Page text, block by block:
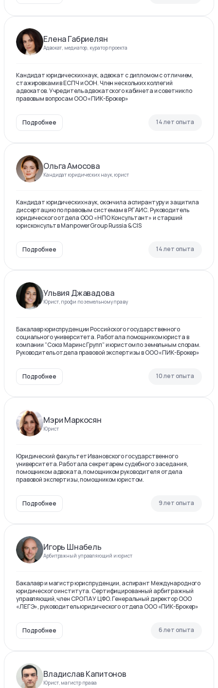
Елена Габриелян
Адвокат, медиатор, куратор проекта
Кандидат юридических наук, адвокат с дипломом с отличием,
стажировками в ЕСПЧ и ООН. Член нескольких коллегий
адвокатов. Учредитель адвокатского кабинета и советник по
правовым вопросам ООО «ПИК-Брокер»
Подробнее 14 лет опыта
Ольга Амосова
Кандидат юридических наук, юрист
Кандидат юридических наук, окончила аспирантуру и защитила
диссертацию по правовым системам в РГАИС. Руководитель
юридического отдела ООО «НПО Консультант» и старший
юрисконсульт в ManpowerGroup Russia & CIS
Подробнее 14 лет опыта
Ульвия Джавадова
Юрист, профи по земельному праву
Бакалавр юриспруденции Российского государственного
социального университета. Работала помощником юриста в
компании “Союз Маринс Групп” и юристом по земельным спорам.
Руководитель отдела правовой экспертизы в ООО «ПИК-Брокер»
Подробнее 10 лет опыта
Мэри Маркосян
Юрист
Юридический факультет Ивановского государственного
университета. Работала секретарем судебного заседания,
помощником адвоката, помощником руководителя отдела
правовой экспертизы, помощником юристом.
Подробнее 9 лет опыта
Игорь Шнабель
Арбитражный управляющий и юрист
Бакалавр и магистр юриспруденции, аспирант Международного
юридического института. Сертифицированный арбитражный
управляющий, член СРО ПАУ ЦФО. Генеральный директор ООО
«ЛЕГЭ», руководитель юридического отдела ООО «ПИК-Брокер»
Подробнее 6 лет опыта
Владислав Капитонов
Юрист, магистр права